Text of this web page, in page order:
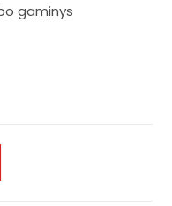
gaminys